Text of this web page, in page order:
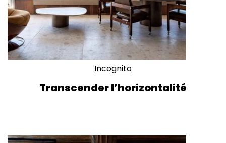
Incognito
Transcender l’horizontalité